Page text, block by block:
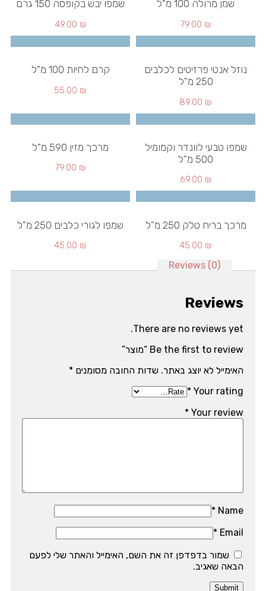
שמן מרולה 100 מ"ל
79.00 ₪
שמפו יבש בקופסה 150 גרם
49.00 ₪
נוזל אנטי פרזיטים לכלבים
250 מ"ל
89.00 ₪
קרם לחיות 100 מ"ל
55.00 ₪
שמפו טבעי לוונדר וקמומיל
500 מ"ל
69.00 ₪
מרכך מזין 590 מ"ל
79.00 ₪
מרכך בריח טלק 250 מ"ל
45.00 ₪
שמפו לגורי כלבים 250 מ"ל
45.00 ₪
Reviews (0)
Reviews
There are no reviews yet.
Be the first to review “מוצר”
האימייל לא יוצג באתר. שדות החובה מסומנים *
Your rating
*
Your review
*
Name
*
Email
*
שמור בדפדפן זה את השם, האימייל והאתר שלי לפעם
הבאה שאגיב.